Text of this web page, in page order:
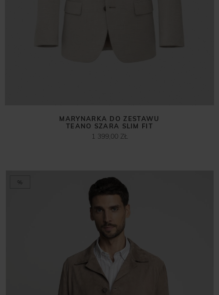
MARYNARKA DO ZESTAWU
TEANO SZARA SLIM FIT
1 399,00 ZŁ
%